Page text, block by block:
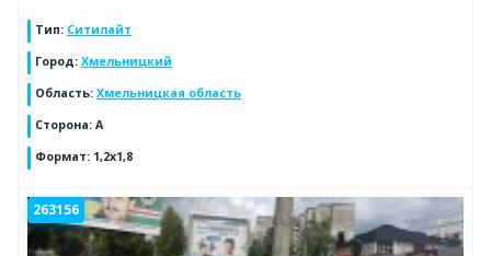
Тип: Ситилайт
Город: Хмельницкий
Область: Хмельницкая область
Сторона: А
Формат: 1,2х1,8
263156